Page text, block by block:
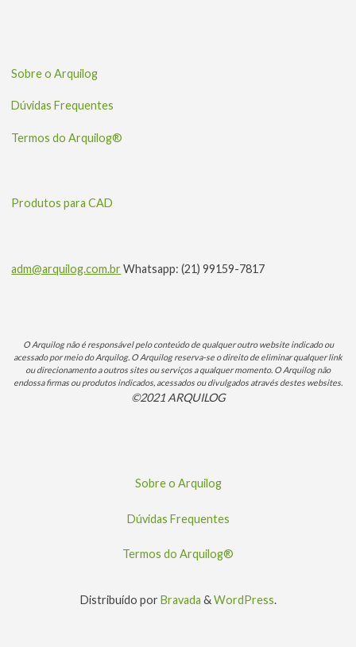
Sobre o Arquilog
Dúvidas Frequentes
Termos do Arquilog®
Produtos para CAD
adm@arquilog.com.brWhatsapp: (21) 99159-7817
O Arquilog não é responsável pelo conteúdo de qualquer outro website indicado ou
acessado por meio do Arquilog. O Arquilog reserva-se o direito de eliminar qualquer link
ou direcionamento a outros sites ou serviços a qualquer momento. O Arquilog não
endossa firmas ou produtos indicados, acessados ou divulgados através destes websites.
©2021 ARQUILOG
Sobre o Arquilog
Dúvidas Frequentes
Termos do Arquilog®
Distribuído por Bravada &WordPress.